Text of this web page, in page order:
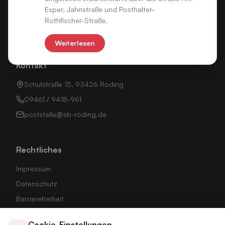
Energiemonitoring
Kontakt
Schulstraße 15, 93426 Roding
09461 / 9418-961
poststelle@sb-roding.de
Rechtliches
Impressum
Datenschutz
Barrierefreiheit
Esper, Jahnstraße und Posthalter-
Rothfischer-Straße.
Weiterlesen